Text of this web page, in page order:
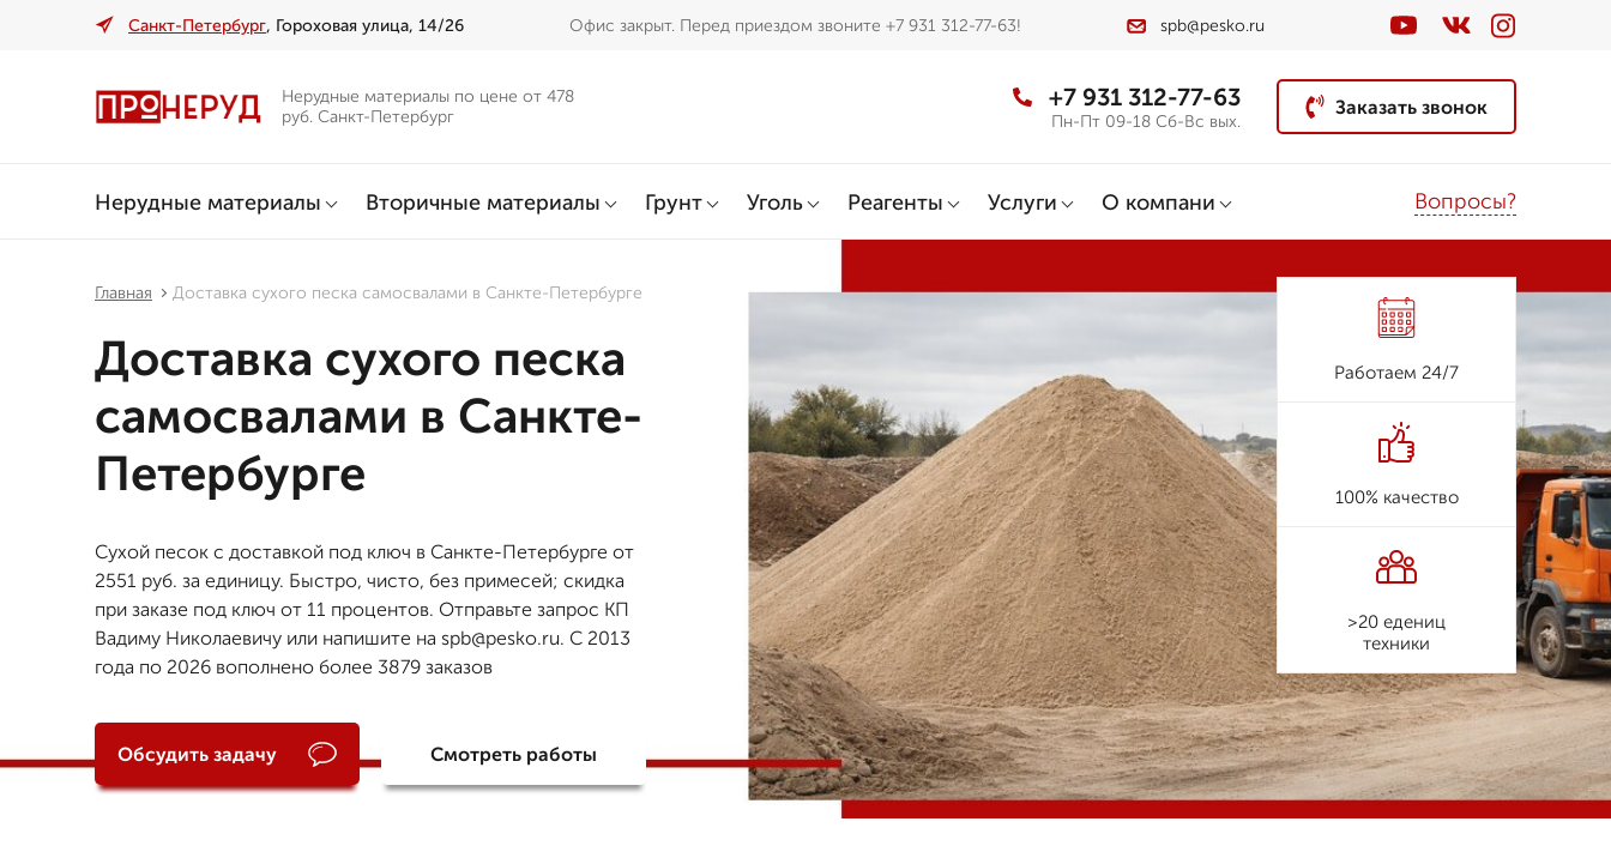
Санкт-Петербург, Гороховая улица, 14/26 Офис закрыт. Перед приездом звоните +7 931 312-77-63! spb@pesko.ru
Нерудные материалы по цене от 478
руб. Санкт-Петербург
+7 931 312-77-63
Пн-Пт 09-18 Сб-Вс вых.
Заказать звонок
Нерудные материалы Вторичные материалы Грунт Уголь Реагенты Услуги О компани Вопросы?
Главная Доставка сухого песка самосвалами в Санкте-Петербурге
Доставка сухого песка
самосвалами в Санкте-
Петербурге
Сухой песок с доставкой под ключ в Санкте-Петербурге от
2551 руб. за единицу. Быстро, чисто, без примесей; скидка
при заказе под ключ от 11 процентов. Отправьте запрос КП
Вадиму Николаевичу или напишите на spb@pesko.ru. С 2013
года по 2026 вополнено более 3879 заказов
Обсудить задачу Смотреть работы
Работаем 24/7
100% качество
>20 едениц
техники